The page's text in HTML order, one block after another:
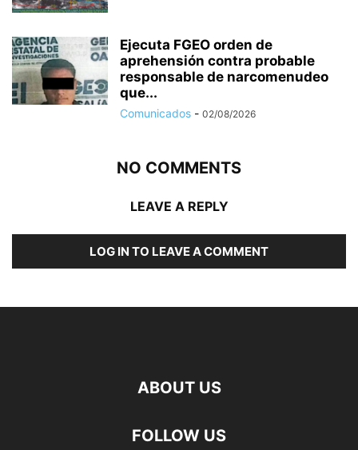
Ejecuta FGEO orden de
aprehensión contra probable
responsable de narcomenudeo
que...
Comunicados - 02/08/2026
NO COMMENTS
LEAVE A REPLY
LOG IN TO LEAVE A COMMENT
ABOUT US
FOLLOW US